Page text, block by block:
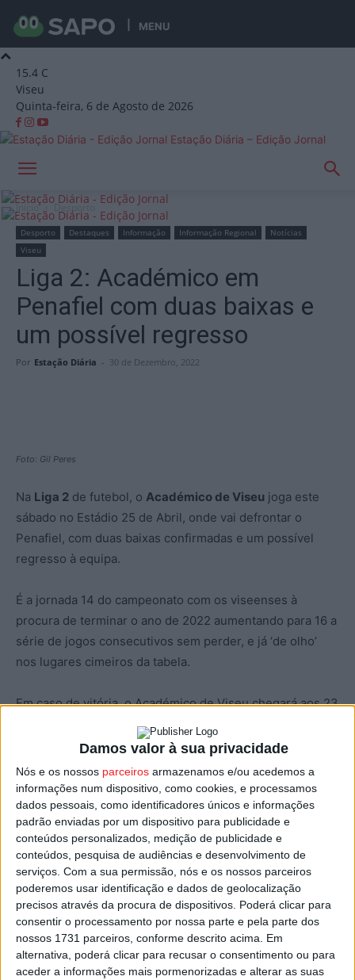
Damos valor à sua privacidade
Nós e os nossos parceiros armazenamos e/ou acedemos a
informações num dispositivo, como cookies, e processamos
dados pessoais, como identificadores únicos e informações
padrão enviadas por um dispositivo para publicidade e
conteúdos personalizados, medição de publicidade e
conteúdos, pesquisa de audiências e desenvolvimento de
serviços. Com a sua permissão, nós e os nossos parceiros
poderemos usar identificação e dados de geolocalização
precisos através da procura de dispositivos. Poderá clicar para
consentir o processamento por nossa parte e pela parte dos
nossos 1731 parceiros, conforme descrito acima. Em
alternativa, poderá clicar para recusar o consentimento ou para
aceder a informações mais pormenorizadas e alterar as suas
MENU
15.4 C
Viseu
Quinta-feira, 6 de Agosto de 2026
Estação Diária – Edição Jornal
Início Desporto
Desporto Destaques Informação Informação Regional
Notícias
Viseu
Liga 2: Académico em
Penafiel com duas baixas e
um possível regresso
Por Estação Diária - 30 de Dezembro, 2022
Foto: Gil Peres
Na Liga 2 de futebol, o Académico de Viseu joga este
sábado no Estádio 25 de Abril, onde vai defrontar o
Penafiel, com duas baixas confirmadas e um possível
regresso à equipa.
É a jornada 14 do campeonato com os viseenses à
procura de terminar o ano de 2022 aumentando para 16 a
série de jogos consecutivos sem perder, e já ‘de olho’
nos lugares cimeiros da tabela.
Em caso de vitória, o Académico de Viseu chegará aos 23
pontos, e fica a cinco dos lugares de subida direta,
entrando na lista dos candidatos a discutir a entrada na I
Liga na próxima temporada.
Na equipa viseense, Jorge Costatem o plantel
praticamente na máxima força, apenas comDaniel
Nusbaumerainda de fora, a recuperar de lesão,
enquanto o alemãoMassimo já reintegrou os treinos do
plantel e poderá ser opção, se o técnico academista o
entender.
De fora, a cumprir um jogo de suspensão por cinco
amarelos, fica o hondurenhoJonathan Toroque deverá